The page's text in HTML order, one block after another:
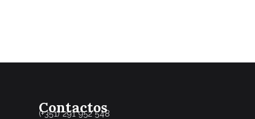
Contactos
(+351) 291 952 548